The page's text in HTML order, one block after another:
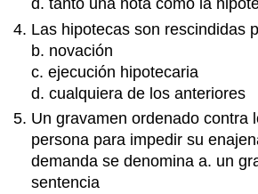
d. tanto una nota como la
Las hipotecas son rescindidas
b. novación
c. ejecución hipotecaria
d. cualquiera de los anteriores
Un gravamen ordenado contra
persona para impedir su
demanda se denomina a. un
sentencia